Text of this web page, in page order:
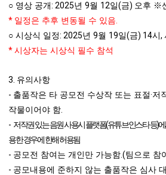
○ 영상 공개: 2025년9월 12일(금) 오후 ※
* 일정은 추후 변동될 수 있음
○시상식 일정: 2025년9월 19일(금) 14시,
*시상자는 시상식 필수 참석
3. 유의사항
- 출품작은 타 공모전 수상작 또는 표절·저
작물이어야 함
- 저작권 있는 음원 사용시 플랫폼(유튜브인스타 등)에
용한 경우에 한해 허용됨
- 공모전 참여는 개인만 가능함.(팀으로 참
- 공모내용에 준하지 않는 출품작은 심사